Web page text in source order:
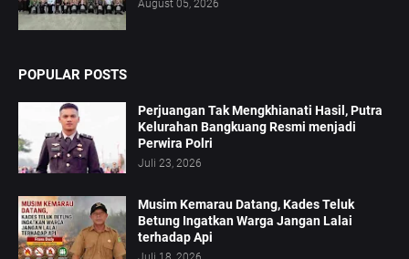
August 05, 2026
POPULAR POSTS
Perjuangan Tak Mengkhianati Hasil, Putra
Kelurahan Bangkuang Resmi menjadi
Perwira Polri
Juli 23, 2026
Musim Kemarau Datang, Kades Teluk
Betung Ingatkan Warga Jangan Lalai
terhadap Api